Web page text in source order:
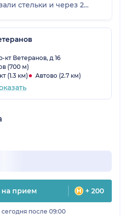
стельки и через 2
объясняет назначенные
кт Ветеранов, д 16
(700 м)
(1.3 км)
Автово (2.7 км)
на прием + 200
после 09:00